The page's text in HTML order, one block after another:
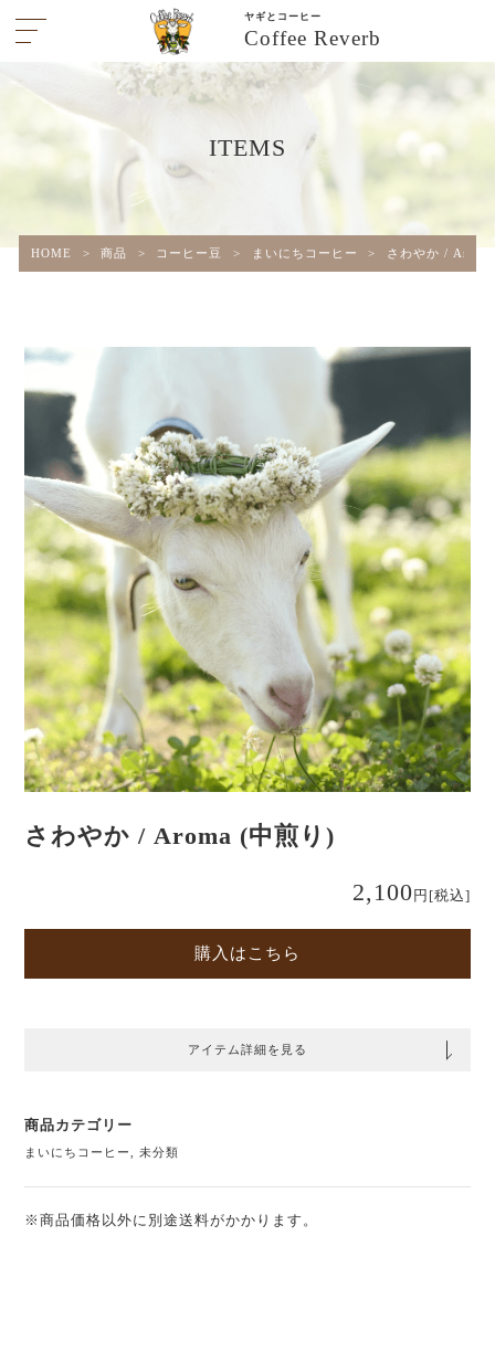
ヤギとコーヒー
Coffee Reverb
ITEMS
HOME > 商品 > コーヒー豆 > まいにちコーヒー > さわやか /
さわやか / Aroma (中煎り)
2,100円 [税込]
購入はこちら
アイテム詳細を見る
商品カテゴリー
まいにちコーヒー ,未分類
※商品価格以外に別途送料がかかります。